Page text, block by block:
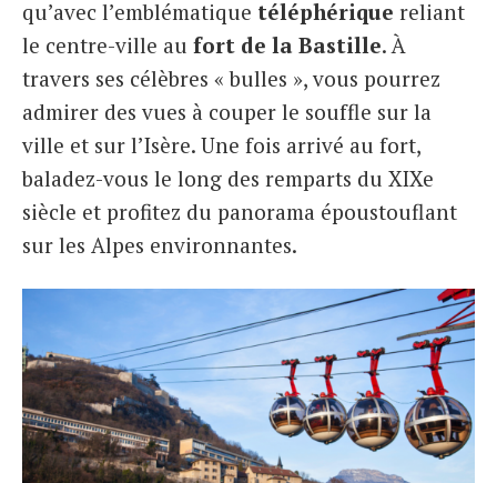
qu’avec l’emblématique téléphérique reliant
le centre-ville au fort de la Bastille. À
travers ses célèbres « bulles », vous pourrez
admirer des vues à couper le souffle sur la
ville et sur l’Isère. Une fois arrivé au fort,
baladez-vous le long des remparts du XIXe
siècle et profitez du panorama époustouflant
sur les Alpes environnantes.